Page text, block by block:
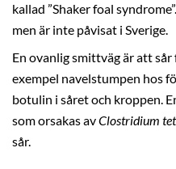
kallad ”Shaker foal
men är inte påvisat i Sverige.
En ovanlig smittväg är att sår
exempel navelstumpen hos
botulin i såret och kroppen.
som orsakas avClostridium
sår.